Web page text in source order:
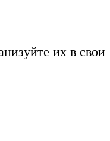
их в свои